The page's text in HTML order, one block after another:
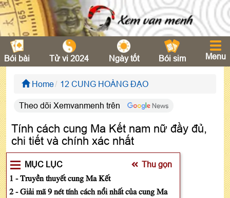
Bói bài Tử vi 2024 Ngày tốt Bói sim Menu
Home 12 CUNG HOÀNG ĐẠO
Theo dõi Xemvanmenh trên
Tính cách cung Ma Kết nam nữ đầy đủ,
chi tiết và chính xác nhất
MỤC LỤC Thu gọn
1 - Truyền thuyết cung Ma Kết
2 - Giải mã 9 nét tính cách nổi nhất của cung Ma